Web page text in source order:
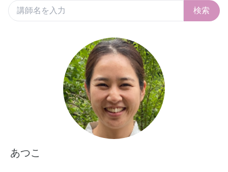
検索
あつこ